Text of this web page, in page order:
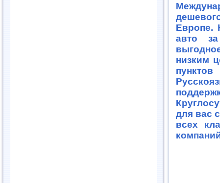
Европе.
авто
низким
для вас
всех